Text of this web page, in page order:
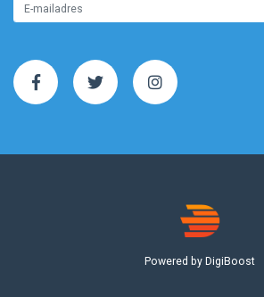
Powered by DigiBoost